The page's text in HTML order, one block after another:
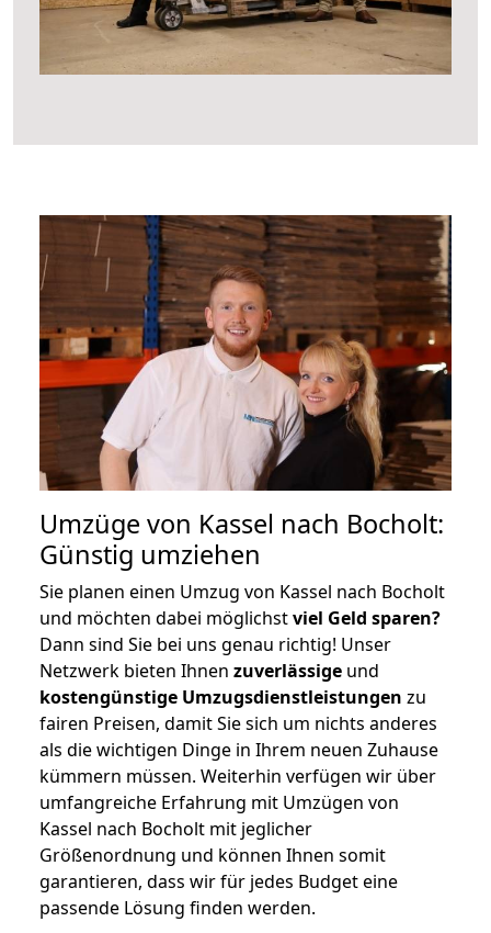
Umzüge von Kassel nach Bocholt:
Günstig umziehen
Sie planen einen Umzug von Kassel nach Bocholt
und möchten dabei möglichstviel Geld sparen?
Dann sind Sie bei uns genau richtig! Unser
Netzwerk bieten Ihnen zuverlässige und
kostengünstige Umzugsdienstleistungen zu
fairen Preisen, damit Sie sich um nichts anderes
als die wichtigen Dinge in Ihrem neuen Zuhause
kümmern müssen. Weiterhin verfügen wir über
umfangreiche Erfahrung mit Umzügen von
Kassel nach Bocholt mit jeglicher
Größenordnung und können Ihnen somit
garantieren, dass wir für jedes Budget eine
passende Lösung finden werden.